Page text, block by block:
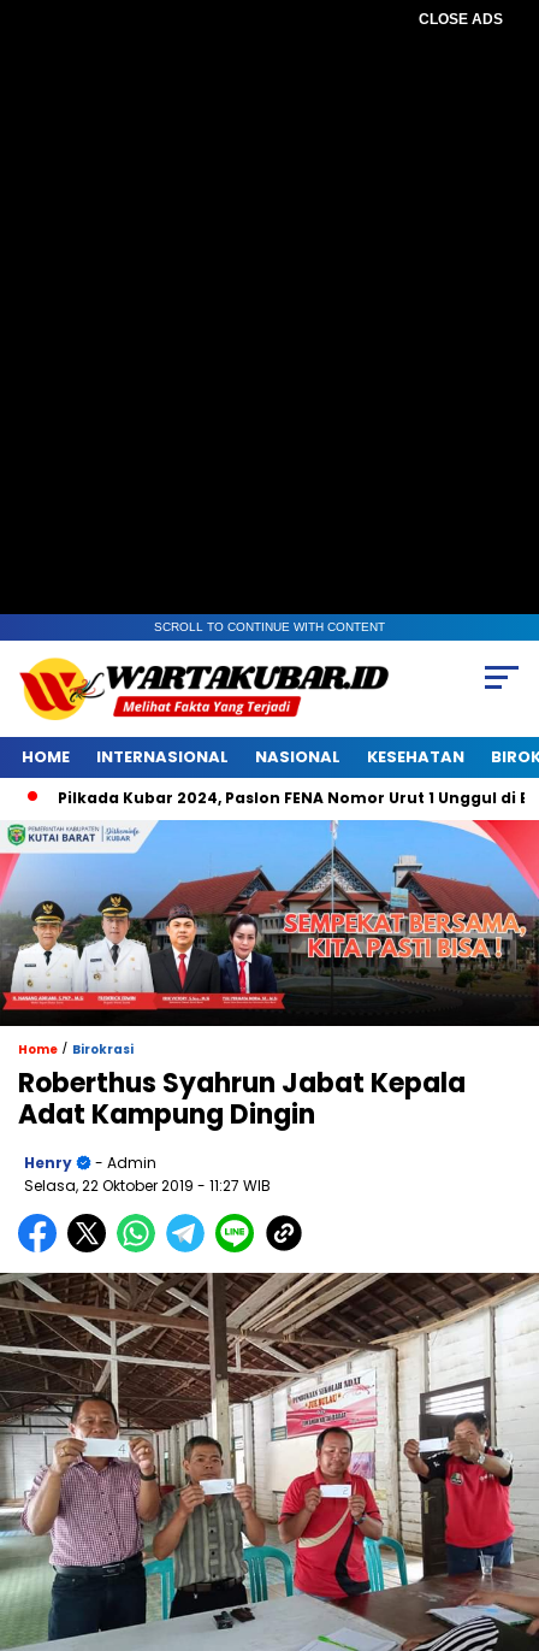
CLOSE ADS
SCROLL TO CONTINUE WITH CONTENT
HOME INTERNASIONAL NASIONAL KESEHATAN
Kubar 2024, Paslon FENA Nomor Urut 1 Unggul di Belempung
Home / Birokrasi
Roberthus Syahrun Jabat Kepala
Adat Kampung Dingin
Henry
- Admin
Selasa, 22 Oktober 2019 - 11:27 WIB